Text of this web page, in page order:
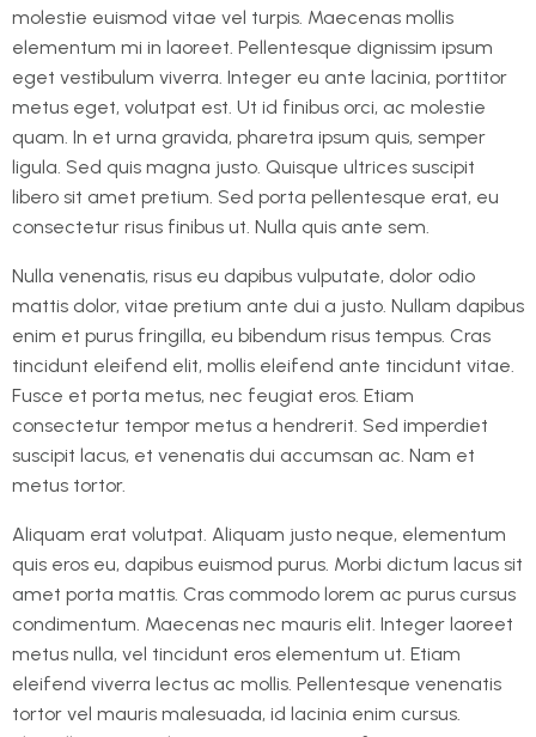
molestie euismod vitae vel turpis. Maecenas mollis
elementum mi in laoreet. Pellentesque dignissim ipsum
eget vestibulum viverra. Integer eu ante lacinia, porttitor
metus eget, volutpat est. Ut id finibus orci, ac molestie
quam. In et urna gravida, pharetra ipsum quis, semper
ligula. Sed quis magna justo. Quisque ultrices suscipit
libero sit amet pretium. Sed porta pellentesque erat, eu
consectetur risus finibus ut. Nulla quis ante sem.
Nulla venenatis, risus eu dapibus vulputate, dolor odio
mattis dolor, vitae pretium ante dui a justo. Nullam dapibus
enim et purus fringilla, eu bibendum risus tempus. Cras
tincidunt eleifend elit, mollis eleifend ante tincidunt vitae.
Fusce et porta metus, nec feugiat eros. Etiam
consectetur tempor metus a hendrerit. Sed imperdiet
suscipit lacus, et venenatis dui accumsan ac. Nam et
metus tortor.
Aliquam erat volutpat. Aliquam justo neque, elementum
quis eros eu, dapibus euismod purus. Morbi dictum lacus sit
amet porta mattis. Cras commodo lorem ac purus cursus
condimentum. Maecenas nec mauris elit. Integer laoreet
metus nulla, vel tincidunt eros elementum ut. Etiam
eleifend viverra lectus ac mollis. Pellentesque venenatis
tortor vel mauris malesuada, id lacinia enim cursus.